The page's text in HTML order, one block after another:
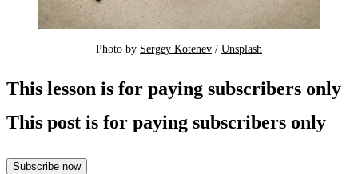
Photo by Sergey Kotenev / Unsplash
This lesson is for paying subscribers only
This post is for paying subscribers only
Subscribe now